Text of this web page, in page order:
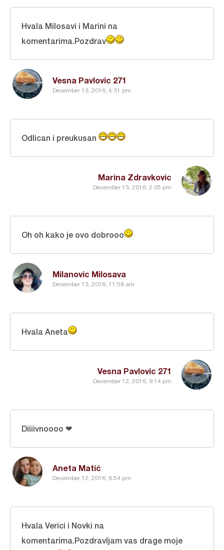
Vesna Pavlovic 271
December 13, 2016, 4:31 pm
Hvala Milosavi i Marini na
komentarima.Pozdrav
Marina Zdravkovic
December 13, 2016, 2:05 pm
Odlican i preukusan
Milanovic Milosava
December 13, 2016, 11:58 am
Oh oh kako je ovo dobrooo
Vesna Pavlovic 271
December 12, 2016, 9:14 pm
Hvala Aneta
Aneta Matić
December 12, 2016, 8:54 pm
Diiiivnoooo ❤
Hvala Verici i Novki na
komentarima.Pozdravljam vas drage moje